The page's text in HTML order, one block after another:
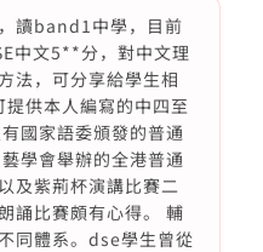
讀band1中學，目前
中文5**分，對中文理
法，可分享給學生相
供本人編寫的中四至
國家語委頒發的普通
學會舉辦的全港普通
及紫荊杯演講比賽二
誦比賽頗有心得。 輔
同體系。dse學生曾從